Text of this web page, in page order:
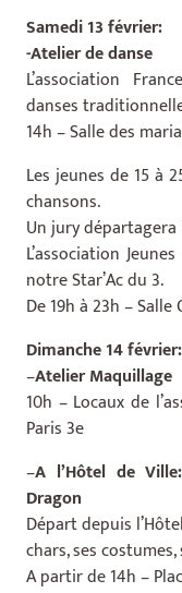
Samedi 13 février:
-Atelier de danse
L’association
danses
14h – Salle des
Les jeunes de 15 à
chansons.
Un jury
L’association
notre Star’Ac du 3.
De 19h à 23h –
Dimanche 14
–Atelier Maquillage
10h – Locaux de
Paris 3e
–A l’Hôtel de
Dragon
Départ depuis
chars, ses
A partir de 14h –